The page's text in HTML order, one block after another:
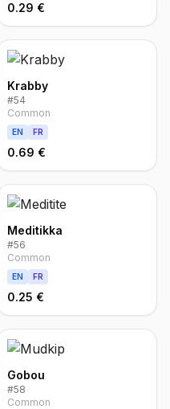
0.29 €
Krabby
#54
Common
EN FR
0.69 €
Meditikka
#56
Common
EN FR
0.25 €
Gobou
#58
Common